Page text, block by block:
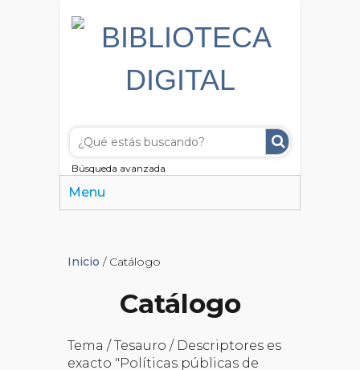
Búsqueda avanzada
Menu
Inicio / Catálogo
Catálogo
Tema / Tesauro / Descriptores es
exacto "Políticas públicas de